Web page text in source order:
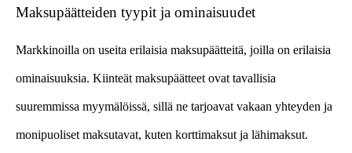
Maksupäätteiden tyypit ja ominaisuudet
Markkinoilla on useita erilaisia maksupäätteitä, joilla on erilaisia
ominaisuuksia. Kiinteät maksupäätteet ovat tavallisia
suuremmissa myymälöissä, sillä ne tarjoavat vakaan yhteyden ja
monipuoliset maksutavat, kuten korttimaksut ja lähimaksut.